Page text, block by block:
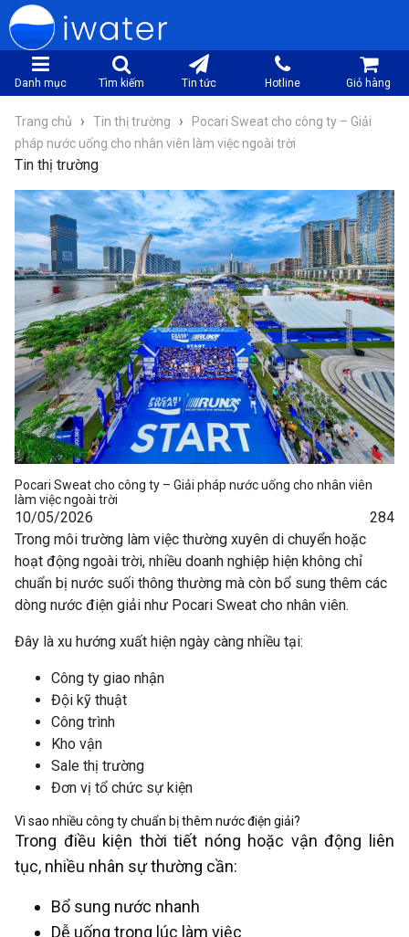
Danh mục Tìm kiếm Tin tức Hotline Giỏ hàng
Trang chủ › Tin thị trường ›
Pocari Sweat cho công ty – Giải
pháp nước uống cho nhân viên làm việc ngoài trời
Tin thị trường
Pocari Sweat cho công ty – Giải pháp nước uống cho nhân viên
làm việc ngoài trời
10/05/2026
284
Trong môi trường làm việc thường xuyên di chuyển hoặc
hoạt động ngoài trời, nhiều doanh nghiệp hiện không chỉ
chuẩn bị nước suối thông thường mà còn bổ sung thêm các
dòng nước điện giải như Pocari Sweat cho nhân viên.
Đây là xu hướng xuất hiện ngày càng nhiều tại:
Công ty giao nhận
Đội kỹ thuật
Công trình
Kho vận
Sale thị trường
Đơn vị tổ chức sự kiện
Vì sao nhiều công ty chuẩn bị thêm nước điện giải?
Trong điều kiện thời tiết nóng hoặc vận động liên
tục, nhiều nhân sự thường cần:
Bổ sung nước nhanh
Dễ uống trong lúc làm việc